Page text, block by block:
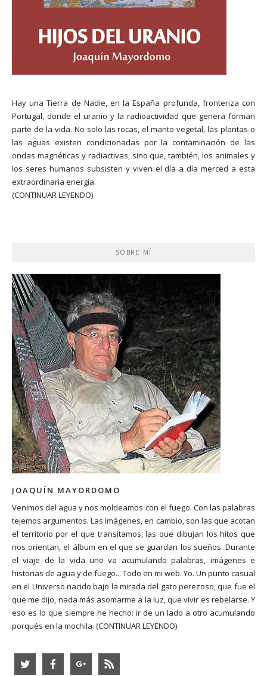
Hay una Tierra de Nadie, en la España profunda, fronteriza con
Portugal, donde el uranio y la radioactividad que genera forman
parte de la vida. No solo las rocas, el manto vegetal, las plantas o
las aguas existen condicionadas por la contaminación de las
ondas magnéticas y radiactivas, sino que, también, los animales y
los seres humanos subsisten y viven el día a día merced a esta
extraordinaria energía.
(CONTINUAR LEYENDO)
SOBRE MÍ
JOAQUÍN MAYORDOMO
Venimos del agua y nos moldeamos con el fuego. Con las palabras
tejemos argumentos. Las imágenes, en cambio, son las que acotan
el territorio por el que transitamos, las que dibujan los hitos que
nos orientan, el álbum en el que se guardan los sueños. Durante
el viaje de la vida uno va acumulando palabras, imágenes e
historias de agua y de fuego... Todo en mi web. Yo. Un punto casual
en el Universo nacido bajo la mirada del gato perezoso, que fue el
que me dijo, nada más asomarme a la luz, que vivir es rebelarse. Y
eso es lo que siempre he hecho: ir de un lado a otro acumulando
porqués en la mochila. (CONTINUAR LEYENDO)